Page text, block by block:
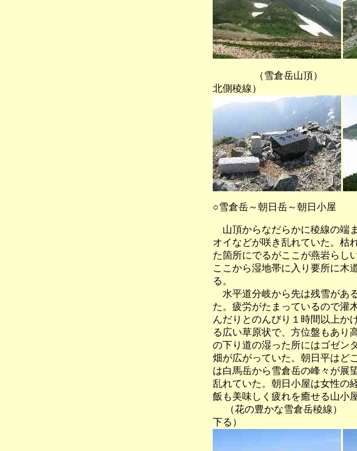
（雪倉岳山頂）
北側稜線）
○雪倉岳～朝日岳～朝日小屋
山頂からなだらかに稜線の端
オイなどが咲き乱れていた。枯
た箇所にでるがここが燕岩らし
ここから湿地帯に入り要所に木
る。
水平道分岐から先は残雪があ
た。疲労がたまっているので灌
んだりとのんびり１時間以上か
る広い草原状で、方位盤もあり
の下り道の湿った所にはゴゼン
畑が広がっていた。朝日平はど
は白馬岳から雪倉岳の峰々が展
乱れていた。朝日小屋は女性の
飯も美味しく疲れを癒せる山小
（花の豊かな雪倉岳稜線
下る）